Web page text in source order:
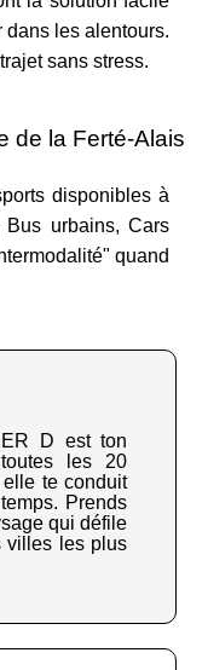
dans les alentours.
sans stress.
de la Ferté-Alais
disponibles à
urbains, Cars
quand
D est ton
les 20
te conduit
Prends
qui défile
villes les plus